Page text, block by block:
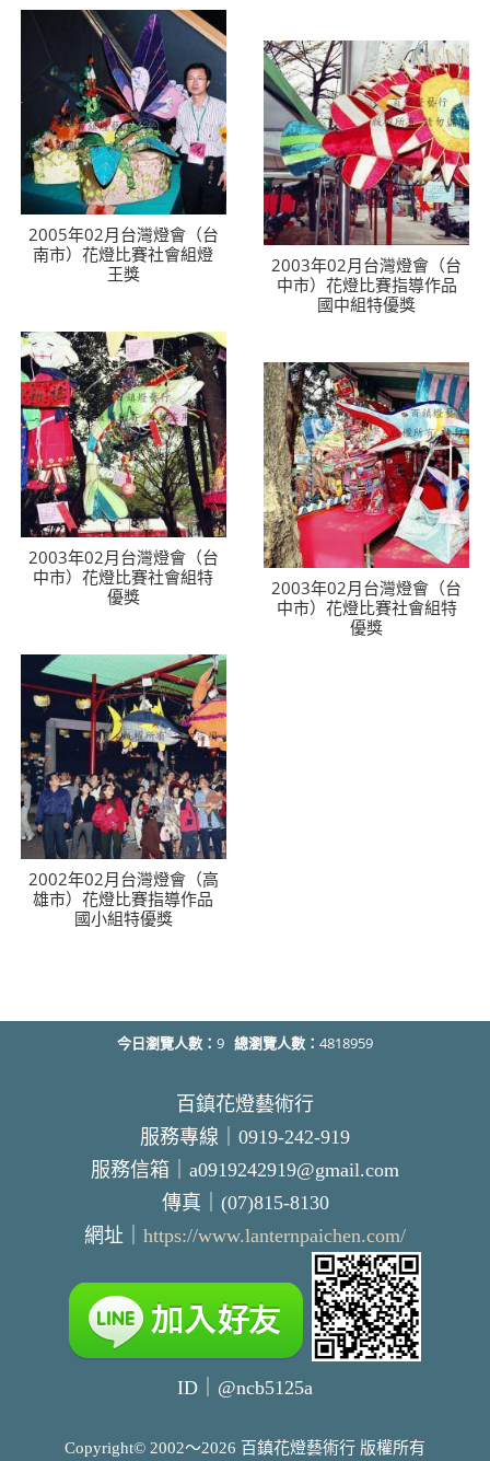
2005年02月台灣燈會（台
南市）花燈比賽社會組燈
王獎
2003年02月台灣燈會（台
中市）花燈比賽指導作品
國中組特優獎
2003年02月台灣燈會（台
中市）花燈比賽社會組特
優獎
2003年02月台灣燈會（台
中市）花燈比賽社會組特
優獎
2002年02月台灣燈會（高
雄市）花燈比賽指導作品
國小組特優獎
今日瀏覽人數： 9 總瀏覽人數： 4818959
百鎮花燈藝術行
服務專線｜0919-242-919
服務信箱｜a0919242919@gmail.com
傳真｜(07)815-8130
網址｜ https://www.lanternpaichen.com/
ID｜@ncb5125a
Copyright© 2002～2026 百鎮花燈藝術行 版權所有